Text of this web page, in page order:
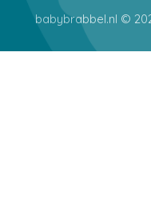
babybrabbel.nl ©